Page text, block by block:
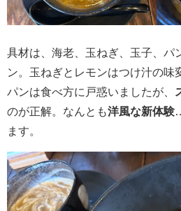
具材は、海老、玉ねぎ、玉子、パ
ン。玉ねぎとレモンはつけ汁の味
パンは食べ方に戸惑いましたが、
のが正解。なんとも洋風な新体験
ます。